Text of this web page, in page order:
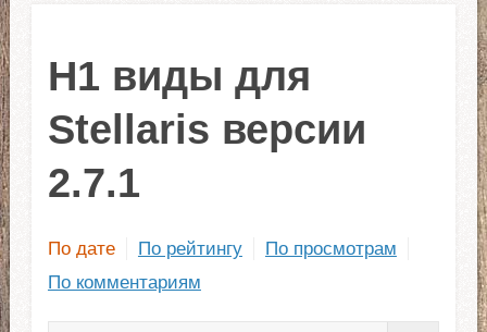
H1 виды для
Stellaris версии
2.7.1
По дате По рейтингу
По просмотрам
По комментариям